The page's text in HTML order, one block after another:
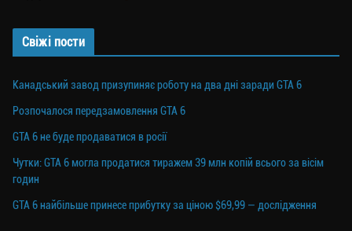
Свіжі пости
Канадський завод призупиняє роботу на два дні заради GTA 6
Розпочалося передзамовлення GTA 6
GTA 6 не буде продаватися в росії
Чутки: GTA 6 могла продатися тиражем 39 млн копій всього за вісім
годин
GTA 6 найбільше принесе прибутку за ціною $69,99 — дослідження